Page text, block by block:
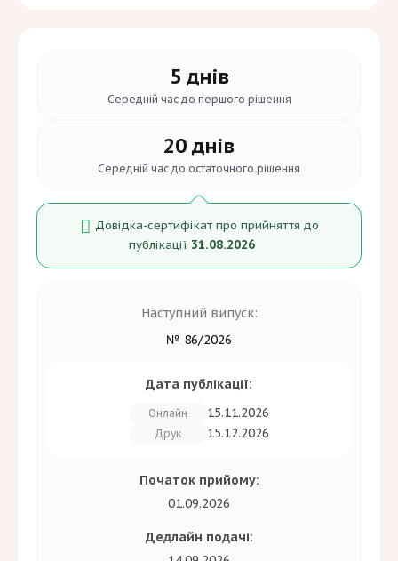
5 днів
Середній час до першого рішення
20 днів
Середній час до остаточного рішення
Довідка-сертифікат про прийняття до
публікації 31.08.2026
Наступний випуск:
№ 86/2026
Дата публікації:
Онлайн 15.11.2026
Друк 15.12.2026
Початок прийому:
01.09.2026
Дедлайн подачі: